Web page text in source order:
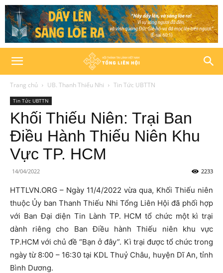
Trang chủ UB. Thanh Thiếu Nhi Tin Tức UBTTN
Tin Tức UBTTN
Khối Thiếu Niên: Trại Ban
Điều Hành Thiếu Niên Khu
Vực TP. HCM
14/04/2022 2233
HTTLVN.ORG – Ngày 11/4/2022 vừa qua, Khối Thiếu niên
thuộc Ủy ban Thanh Thiếu Nhi Tổng Liên Hội đã phối hợp
với Ban Đại diện Tin Lành TP. HCM tổ chức một kì trại
dành riêng cho Ban Điều hành Thiếu niên khu vực
TP.HCM với chủ đề “Bạn ở đây”. Kì trại được tổ chức trong
ngày từ 8:00 – 16:30 tại KDL Thuỷ Châu, huyện Dĩ An, tỉnh
Bình Dương.